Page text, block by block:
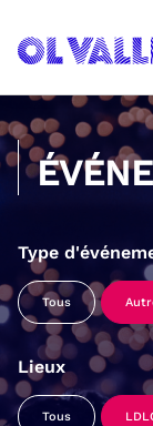
Type
Tous
Lieux
Tous